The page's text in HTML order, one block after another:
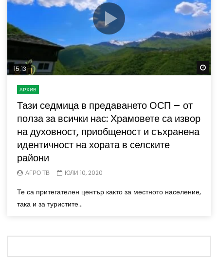
15.13
АРХИВ
Тази седмица в предаването ОСП – от
полза за всички нас: Храмовете са извор
на духовност, приобщеност и съхранена
идентичност на хората в селските
райони
АГРО ТВ ЮЛИ 10, 2020
Те са притегателен център както за местното население,
така и за туристите...